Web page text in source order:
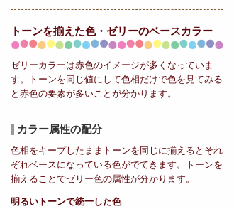
トーンを揃えた色・ゼリーのベースカラー
ゼリーカラーは赤色のイメージが多くなっていま
す。トーンを同じ値にして色相だけで色を見てみる
と赤色の要素が多いことが分かります。
カラー属性の配分
色相をキープしたままトーンを同じに揃えるとそれ
ぞれベースになっている色がでてきます。トーンを
揃えることでゼリー色の属性が分かります。
明るいトーンで統一した色